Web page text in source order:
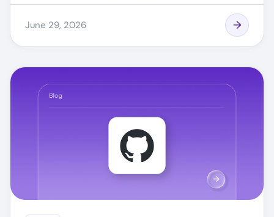
June 29, 2026